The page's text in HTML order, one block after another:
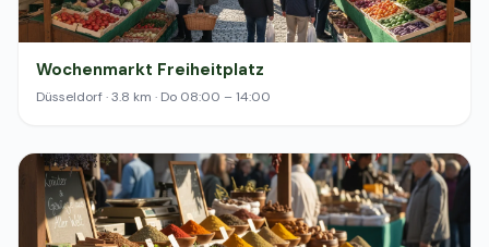
Wochenmarkt Freiheitplatz
Düsseldorf · 3.8 km · Do 08:00 – 14:00